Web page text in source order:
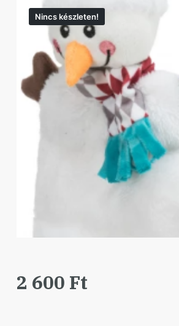
Nincs készleten!
2 600 Ft